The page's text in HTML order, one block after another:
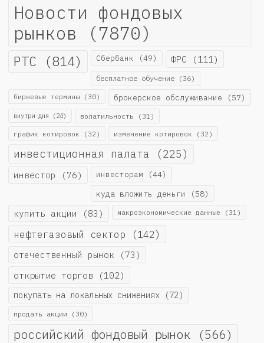
Новости фондовых
рынков (7870)
РТС (814) Сбербанк (49) ФРС (111)
бесплатное обучение (36)
биржевые термины (30) брокерское обслуживание (57)
внутри дня (24) волатильность (31)
график котировок (32) изменение котировок (32)
инвестиционная палата (225)
инвестор (76) инвесторам (44)
куда вложить деньги (58)
купить акции (83) макроэкономические данные (31)
нефтегазовый сектор (142)
отечественный рынок (73)
открытие торгов (102)
покупать на локальных снижениях (72)
продать акции (30)
российский фондовый рынок (566)